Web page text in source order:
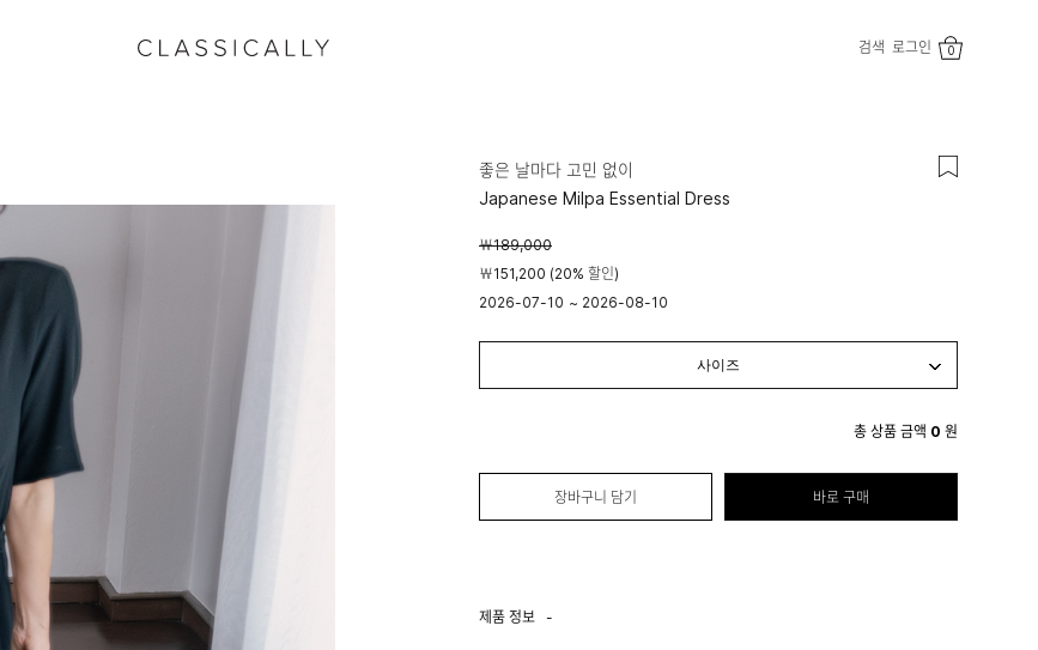
검색 로그인 0
좋은 날마다 고민 없이
Japanese Milpa Essential Dress
￦189,000
￦151,200 (20% 할인)
2026-07-10 ~2026-08-10
총 상품 금액 0 원
장바구니 담기 바로 구매
제품 정보 -